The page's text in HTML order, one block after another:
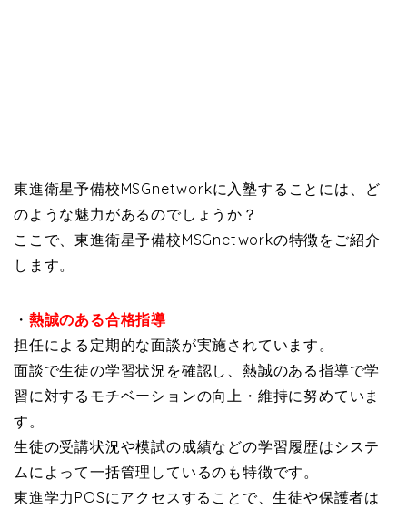
東進衛星予備校MSGnetworkに入塾することには、ど
のような魅力があるのでしょうか？
ここで、東進衛星予備校MSGnetworkの特徴をご紹介
します。
・ 熱誠のある合格指導
担任による定期的な面談が実施されています。
面談で生徒の学習状況を確認し、熱誠のある指導で学
習に対するモチベーションの向上・維持に努めていま
す。
生徒の受講状況や模試の成績などの学習履歴はシステ
ムによって一括管理しているのも特徴です。
東進学力POSにアクセスすることで、生徒や保護者は